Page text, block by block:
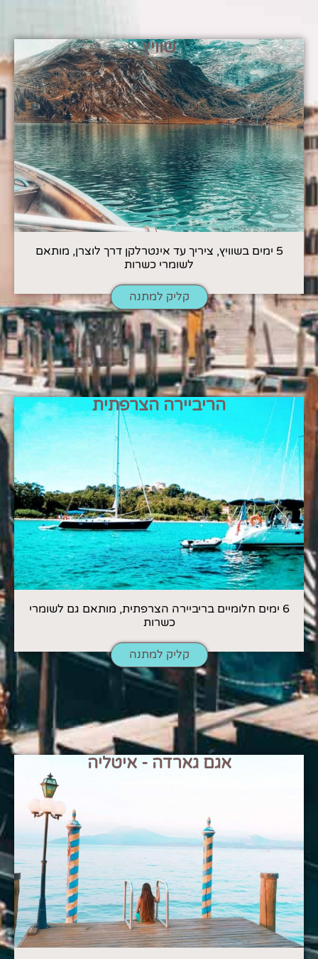
שוויץ
5 ימים בשוויץ, ציריך עד אינטרלקן דרך לוצרן, מותאם
לשומרי כשרות
קליק למתנה
הריביירה הצרפתית
6 ימים חלומיים בריביירה הצרפתית, מותאם גם לשומרי
כשרות
קליק למתנה
אגם גארדה - איטליה